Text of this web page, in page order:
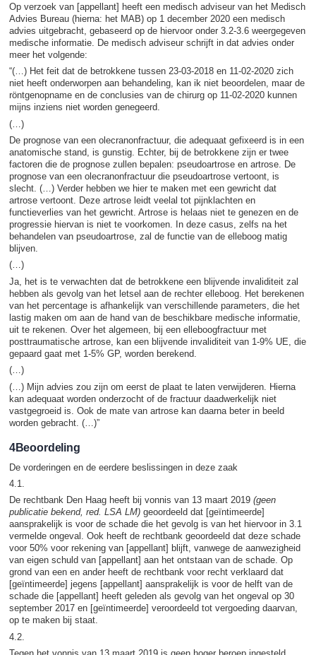
Op verzoek van [appellant] heeft een medisch adviseur van het Medisch
Advies Bureau (hierna: het MAB) op 1 december 2020 een medisch
advies uitgebracht, gebaseerd op de hiervoor onder 3.2-3.6 weergegeven
medische informatie. De medisch adviseur schrijft in dat advies onder
meer het volgende:
“(…) Het feit dat de betrokkene tussen 23-03-2018 en 11-02-2020 zich
niet heeft onderworpen aan behandeling, kan ik niet beoordelen, maar de
röntgenopname en de conclusies van de chirurg op 11-02-2020 kunnen
mijns inziens niet worden genegeerd.
(…)
De prognose van een olecranonfractuur, die adequaat gefixeerd is in een
anatomische stand, is gunstig. Echter, bij de betrokkene zijn er twee
factoren die de prognose zullen bepalen: pseudoartrose en artrose. De
prognose van een olecranonfractuur die pseudoartrose vertoont, is
slecht. (…) Verder hebben we hier te maken met een gewricht dat
artrose vertoont. Deze artrose leidt veelal tot pijnklachten en
functieverlies van het gewricht. Artrose is helaas niet te genezen en de
progressie hiervan is niet te voorkomen. In deze casus, zelfs na het
behandelen van pseudoartrose, zal de functie van de elleboog matig
blijven.
(…)
Ja, het is te verwachten dat de betrokkene een blijvende invaliditeit zal
hebben als gevolg van het letsel aan de rechter elleboog. Het berekenen
van het percentage is afhankelijk van verschillende parameters, die het
lastig maken om aan de hand van de beschikbare medische informatie,
uit te rekenen. Over het algemeen, bij een elleboogfractuur met
posttraumatische artrose, kan een blijvende invaliditeit van 1-9% UE, die
gepaard gaat met 1-5% GP, worden berekend.
(…)
(…) Mijn advies zou zijn om eerst de plaat te laten verwijderen. Hierna
kan adequaat worden onderzocht of de fractuur daadwerkelijk niet
vastgegroeid is. Ook de mate van artrose kan daarna beter in beeld
worden gebracht. (…)”
4Beoordeling
De vorderingen en de eerdere beslissingen in deze zaak
4.1.
De rechtbank Den Haag heeft bij vonnis van 13 maart 2019 (geen
publicatie bekend, red. LSA LM) geoordeeld dat [geïntimeerde]
aansprakelijk is voor de schade die het gevolg is van het hiervoor in 3.1
vermelde ongeval. Ook heeft de rechtbank geoordeeld dat deze schade
voor 50% voor rekening van [appellant] blijft, vanwege de aanwezigheid
van eigen schuld van [appellant] aan het ontstaan van de schade. Op
grond van een en ander heeft de rechtbank voor recht verklaard dat
[geïntimeerde] jegens [appellant] aansprakelijk is voor de helft van de
schade die [appellant] heeft geleden als gevolg van het ongeval op 30
september 2017 en [geïntimeerde] veroordeeld tot vergoeding daarvan,
op te maken bij staat.
4.2.